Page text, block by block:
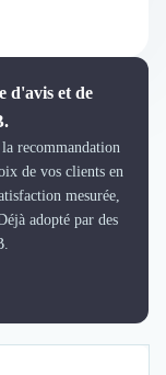
d'avis et de
recommandation
de vos clients en
mesurée,
adopté par des